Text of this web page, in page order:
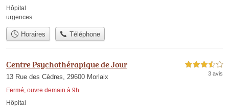
Hôpital
urgences
Horaires Téléphone
Centre Psychothérapique de Jour
13 Rue des Cèdres, 29600 Morlaix
Fermé, ouvre demain à 9h
3,5 étoiles sur 5
3 avis
Hôpital